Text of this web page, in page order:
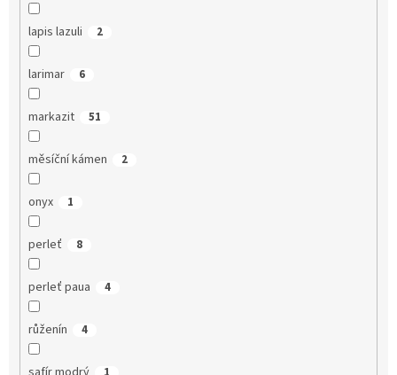
lapis lazuli 2
larimar 6
markazit 51
měsíční kámen 2
onyx 1
perleť 8
perleť paua 4
růženín 4